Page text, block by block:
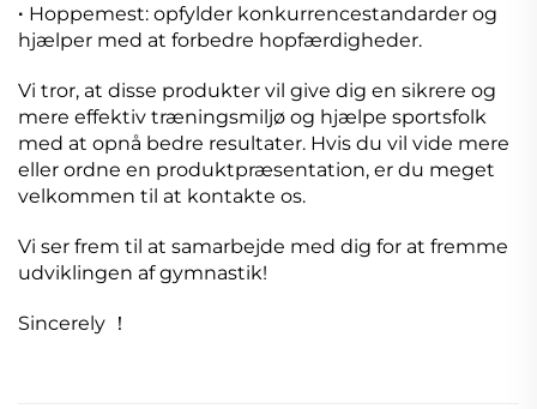
· Hoppemest: opfylder konkurrencestandarder og
hjælper med at forbedre hopfærdigheder.
Vi tror, at disse produkter vil give dig en sikrere og
mere effektiv træningsmiljø og hjælpe sportsfolk
med at opnå bedre resultater. Hvis du vil vide mere
eller ordne en produktpræsentation, er du meget
velkommen til at kontakte os.
Vi ser frem til at samarbejde med dig for at fremme
udviklingen af gymnastik!
Sincerely ！